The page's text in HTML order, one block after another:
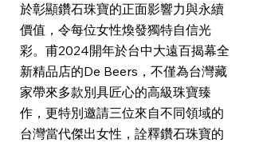
於彰顯鑽石珠寶的正面影響力與永續
價值，令每位女性煥發獨特自信光
彩。甫2024開年於台中大遠百揭幕全
新精品店的De Beers，不僅為台灣藏
家帶來多款別具匠心的高級珠寶臻
作，更特別邀請三位來自不同領域的
台灣當代傑出女性，詮釋鑽石珠寶的